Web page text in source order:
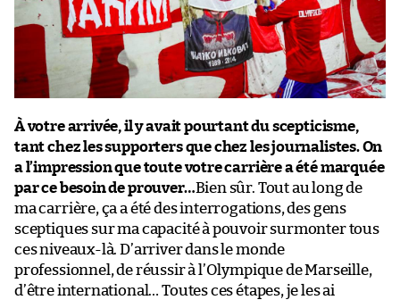
À votre arrivée, il y avait pourtant du scepticisme,
tant chez les supporters que chez les journalistes. On
a l’impression que toute votre carrière a été marquée
par ce besoin de prouver…Bien sûr. Tout au long de
ma carrière, ça a été des interrogations, des gens
sceptiques sur ma capacité à pouvoir surmonter tous
ces niveaux-là. D’arriver dans le monde
professionnel, de réussir à l’Olympique de Marseille,
d’être international… Toutes ces étapes, je les ai